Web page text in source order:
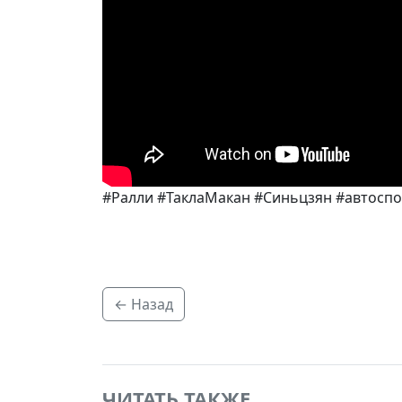
#Ралли #ТаклаМакан #Синьцзян
← Назад